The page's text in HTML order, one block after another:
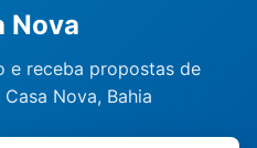
Nova
e receba propostas de
Nova, Bahia